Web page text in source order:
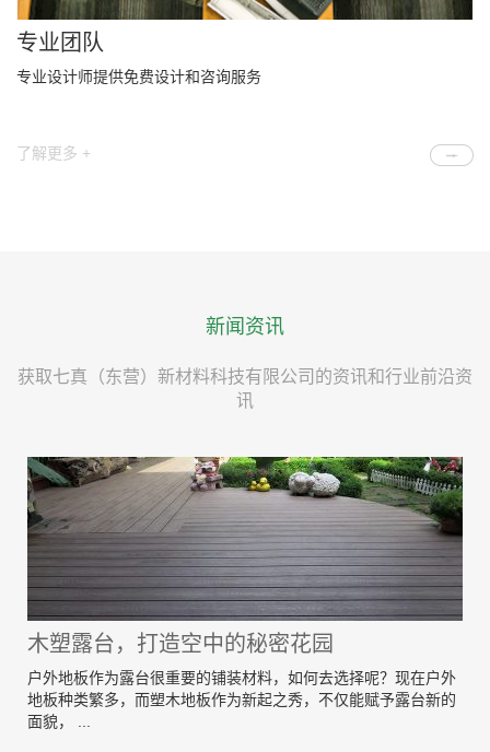
专业团队
专业设计师提供免费设计和咨询服务
了解更多 +
新闻资讯
获取七真（东营）新材料科技有限公司的资讯和行业前沿资
讯
木塑露台，打造空中的秘密花园
户外地板作为露台很重要的铺装材料，如何去选择呢？现在户外
地板种类繁多，而塑木地板作为新起之秀，不仅能赋予露台新的
面貌， ...